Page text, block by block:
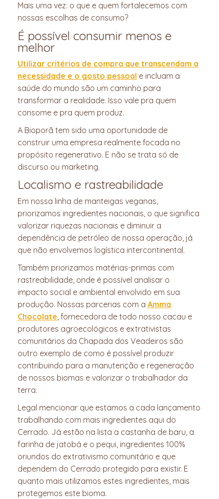
Mais uma vez: o que e quem fortalecemos com
nossas escolhas de consumo?
É possível consumir menos e
melhor
Utilizar critérios de compra que transcendam a
necessidade e o gosto pessoal e incluam a
saúde do mundo são um caminho para
transformar a realidade. Isso vale pra quem
consome e pra quem produz.
A Bioporã tem sido uma oportunidade de
construir uma empresa realmente focada no
propósito regenerativo. E não se trata só de
discurso ou marketing.
Localismo e rastreabilidade
Em nossa linha de manteigas veganas,
priorizamos ingredientes nacionais, o que significa
valorizar riquezas nacionais e diminuir a
dependência de petróleo de nossa operação, já
que não envolvemos logística intercontinental.
Também priorizamos matérias-primas com
rastreabilidade, onde é possível analisar o
impacto social e ambiental envolvido em sua
produção. Nossas parcerias com a Amma
Chocolate, fornecedora de todo nosso cacau e
produtores agroecológicos e extrativistas
comunitários da Chapada dos Veadeiros são
outro exemplo de como é possível produzir
contribuindo para a manutenção e regeneração
de nossos biomas e valorizar o trabalhador da
terra.
Legal mencionar que estamos a cada lançamento
trabalhando com mais ingredientes aqui do
Cerrado. Já estão na lista a castanha de baru, a
farinha de jatobá e o pequi, ingredientes 100%
oriundos do extrativismo comunitário e que
dependem do Cerrado protegido para existir. E
quanto mais utilizamos estes ingredientes, mais
protegemos este bioma.